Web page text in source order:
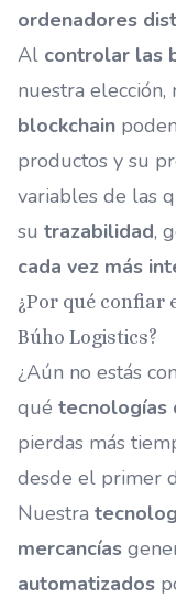
ordenadores
Al controlar las
nuestra elección,
blockchain
productos y su
variables de las
su trazabilidad,
cada vez más
¿Por qué confiar
Búho Logistics?
¿Aún no estás
qué tecnologías
pierdas más
desde el primer
Nuestra
mercancías
automatizados